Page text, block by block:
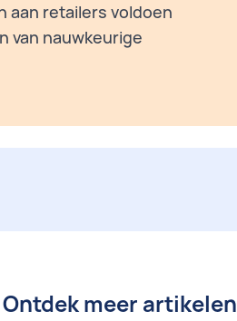
aan retailers voldoen
van nauwkeurige
Ontdek meer artikelen